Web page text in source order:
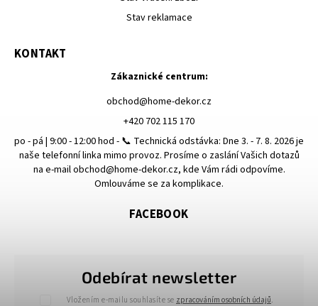
Stav reklamace
Odebírat newsletter
Vložením e-mailu souhlasíte se zpracováním osobních údajů.
KONTAKT
Zákaznické centrum:
obchod@home-dekor.cz
+420 702 115 170
po - pá | 9:00 - 12:00 hod - 📞 Technická odstávka: Dne 3. - 7. 8. 2026 je
naše telefonní linka mimo provoz. Prosíme o zaslání Vašich dotazů
na e-mail obchod@home-dekor.cz, kde Vám rádi odpovíme.
Omlouváme se za komplikace.
FACEBOOK